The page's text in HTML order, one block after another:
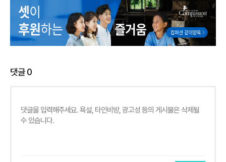
댓글0